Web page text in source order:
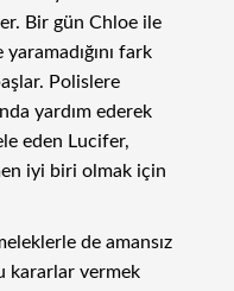
Bir gün Chloe ile
fark
Polislere
yardım ederek
eden Lucifer,
iyi biri olmak için
de amansız
kararlar vermek